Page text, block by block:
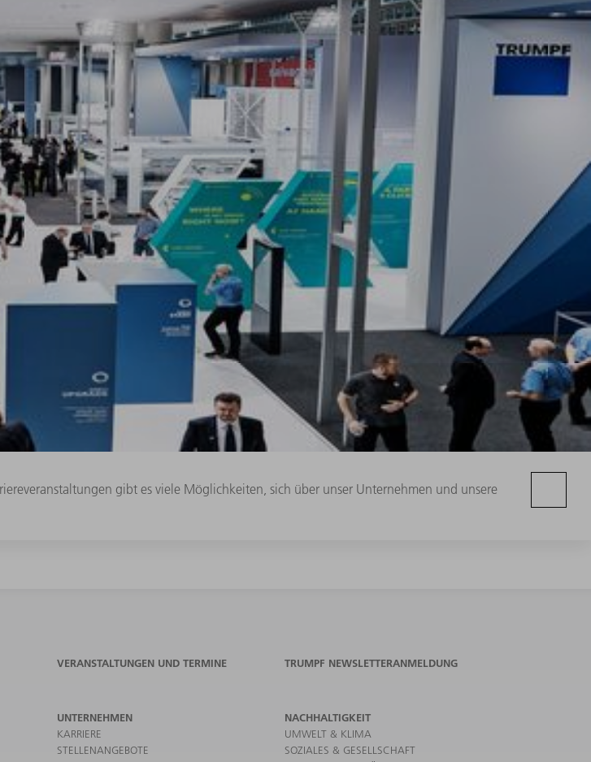
gibt es viele Möglichkeiten, sich über unser Unternehmen und unsere
VERANSTALTUNGEN UND TERMINE TRUMPF NEWSLETTERANMELDUNG
UNTERNEHMEN
KARRIERE
STELLENANGEBOTE
NACHHALTIGKEIT
UMWELT & KLIMA
SOZIALES & GESELLSCHAFT